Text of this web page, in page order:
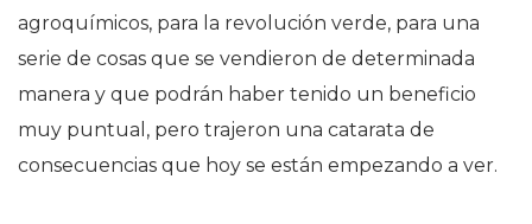
agroquímicos, para la revolución verde, para una
serie de cosas que se vendieron de determinada
manera y que podrán haber tenido un beneficio
muy puntual, pero trajeron una catarata de
consecuencias que hoy se están empezando a ver.